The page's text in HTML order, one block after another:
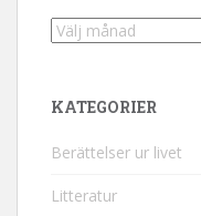
Arkiv
KATEGORIER
Berättelser ur livet
Litteratur